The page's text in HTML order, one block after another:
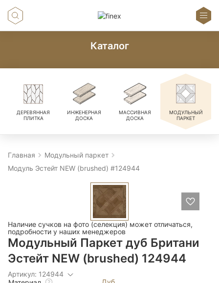
Каталог
ДЕРЕВЯННАЯ
ПЛИТКА
ИНЖЕНЕРНАЯ
ДОСКА
МАССИВНАЯ
ДОСКА
МОДУЛЬНЫЙ
ПАРКЕТ
Главная
Модульный паркет
Модуль Эстейт NEW (brushed) #124944
Наличие сучков на фото (селекция) может отличаться,
подробности у наших менеджеров
Модульный Паркет дуб Британи
Эстейт NEW (brushed) 124944
Артикул: 124944